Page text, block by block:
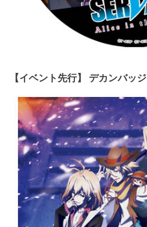
【イベント先行】 デカンバッジ